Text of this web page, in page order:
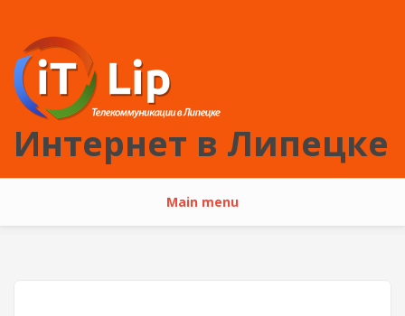
Интернет в Липецке
Main menu